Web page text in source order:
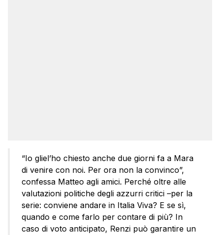
“Io gliel’ho chiesto anche due giorni fa a Mara
di venire con noi. Per ora non la convinco”,
confessa Matteo agli amici. Perché oltre alle
valutazioni politiche degli azzurri critici –per la
serie: conviene andare in Italia Viva? E se sì,
quando e come farlo per contare di più? In
caso di voto anticipato, Renzi può garantire un